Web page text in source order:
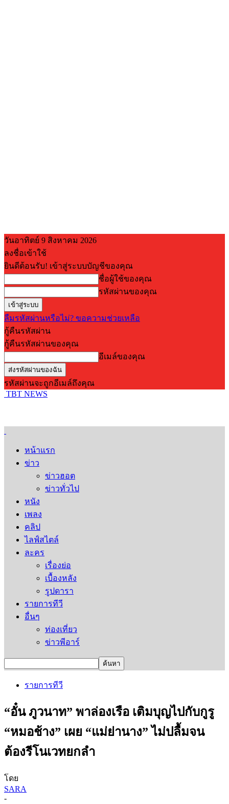
วันอาทิตย์ 9 สิงหาคม 2026
ลงชื่อเข้าใช้
ยินดีต้อนรับ! เข้าสู่ระบบบัญชีของคุณ
ชื่อผู้ใช้ของคุณ
รหัสผ่านของคุณ
ลืมรหัสผ่านหรือไม่? ขอความช่วยเหลือ
กู้คืนรหัสผ่าน
กู้คืนรหัสผ่านของคุณ
อีเมล์ของคุณ
รหัสผ่านจะถูกอีเมล์ถึงคุณ
TBT NEWS
หน้าแรก
ข่าว
ข่าวฮอต
ข่าวทั่วไป
หนัง
เพลง
คลิป
ไลฟ์สไตล์
ละคร
เรื่องย่อ
เบื้องหลัง
รูปดารา
รายการทีวี
อื่นๆ
ท่องเที่ยว
ข่าวพีอาร์
รายการทีวี
“อั๋น ภูวนาท” พาล่องเรือ เติมบุญไปกับกูรู
“หมอช้าง” เผย “แม่ย่านาง” ไม่ปลื้มจน
ต้องรีโนเวทยกลำ
โดย
SARA
-